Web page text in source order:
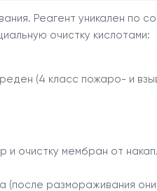
Реагент уникален по
очистку кислотами:
(4 класс пожаро- и
и очистку мембран от
(после размораживания они